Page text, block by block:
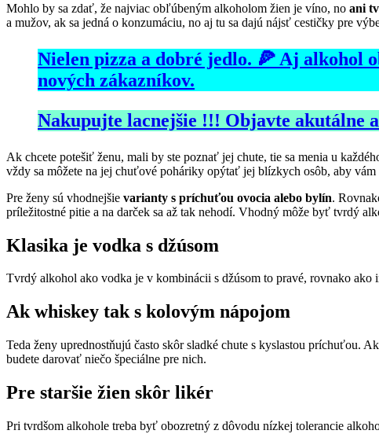
Mohlo by sa zdať, že najviac obľúbeným alkoholom žien je víno, no ani
a mužov, ak sa jedná o konzumáciu, no aj tu sa dajú nájsť cestičky pre
Nielen pizza a dobré jedlo. 🍕 Aj
nových zákazníkov.
Nakupujte lacnejšie !!! Objavte akutálne
Ak chcete potešiť ženu, mali by ste poznať jej chute, tie sa menia u
vždy sa môžete na jej chuťové poháriky opýtať jej blízkych osôb, aby
Pre ženy sú vhodnejšie varianty s príchuťou ovocia alebo bylín.
príležitostné pitie a na darček sa až tak nehodí. Vhodný môže byť tvrdý
Klasika je vodka s džúsom
Tvrdý alkohol ako vodka je v kombinácii s džúsom to pravé, rovnako
Ak whiskey tak s kolovým nápojom
Teda ženy uprednostňujú často skôr sladké chute s kyslastou
budete darovať niečo špeciálne pre nich.
Pre staršie žien skôr likér
Pri tvrdšom alkohole treba byť obozretný z dôvodu nízkej tolerancie